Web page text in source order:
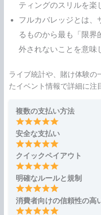
ティングのスリルを楽
フルカバレッジとは、
るものから最も「限界
外されないことを意味
ライブ統計や、賭け体験の
たイベント情報で詳細に注
複数の支払い方法
安全な支払い
クイックペイアウト
明確なルールと規制
消費者向けの信頼性の高